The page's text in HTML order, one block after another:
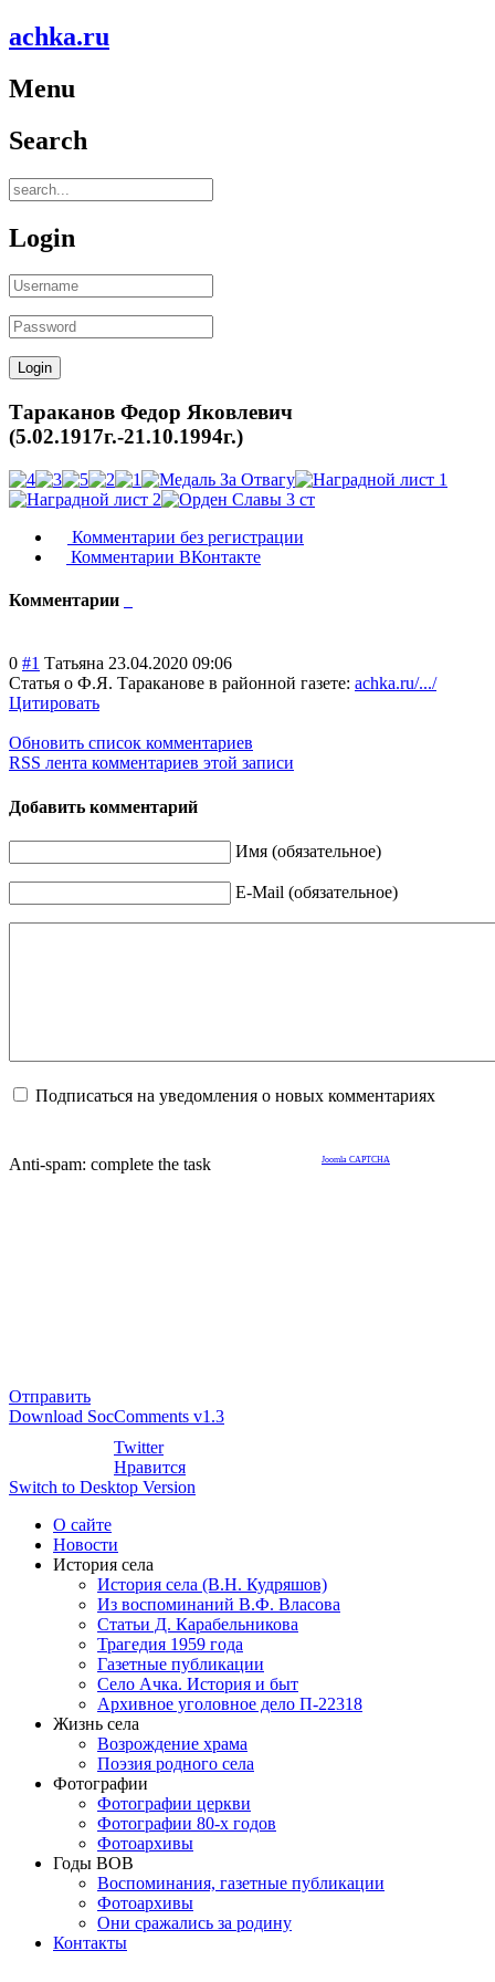
achka.ru
Menu
Search
Login
Тараканов Федор Яковлевич
(5.02.1917г.-21.10.1994г.)
Комментарии без регистрации
Комментарии ВКонтакте
Комментарии
0 #1 Татьяна 23.04.2020 09:06
Статья о Ф.Я. Тараканове в районной газете: achka.ru/.../
Цитировать
Обновить список комментариев
RSS лента комментариев этой записи
Добавить комментарий
Имя (обязательное)
E-Mail (обязательное)
Подписаться на уведомления о новых комментариях
Anti-spam: complete the task Joomla CAPTCHA
Отправить
Download SocComments v1.3
Twitter
Нравится
Switch to Desktop Version
О сайте
Новости
История села
История села (В.Н. Кудряшов)
Из воспоминаний В.Ф. Власова
Статьи Д. Карабельникова
Трагедия 1959 года
Газетные публикации
Село Ачка. История и быт
Архивное уголовное дело П-22318
Жизнь села
Возрождение храма
Поэзия родного села
Фотографии
Фотографии церкви
Фотографии 80-х годов
Фотоархивы
Годы ВОВ
Воспоминания, газетные публикации
Фотоархивы
Они сражались за родину
Контакты